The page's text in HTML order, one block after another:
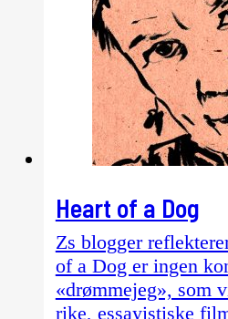
Heart of a Dog
Zs blogger
of a Dog er ingen
«drømmejeg», som
rike, essayistiske